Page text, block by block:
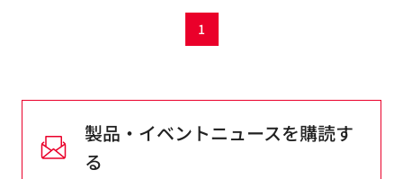
1
製品・イベントニュースを購読す
る